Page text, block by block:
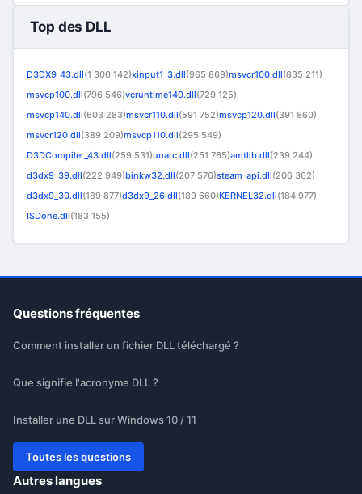
Top des DLL
D3DX9_43.dll(1 300 142)xinput1_3.dll(965 869)msvcr100.dll(835 211)
msvcp100.dll(796 546)vcruntime140.dll(729 125)
msvcp140.dll(603 283)msvcr110.dll(591 752)msvcp120.dll(391 860)
msvcr120.dll(389 209)msvcp110.dll(295 549)
D3DCompiler_43.dll(259 531)unarc.dll(251 765)amtlib.dll(239 244)
d3dx9_39.dll(222 949)binkw32.dll(207 576)steam_api.dll(206 362)
d3dx9_30.dll(189 877)d3dx9_26.dll(189 660)KERNEL32.dll(184 977)
ISDone.dll(183 155)
Questions fréquentes
Comment installer un fichier DLL téléchargé ?
Que signifie l'acronyme DLL ?
Installer une DLL sur Windows 10 / 11
Toutes les questions
Autres langues